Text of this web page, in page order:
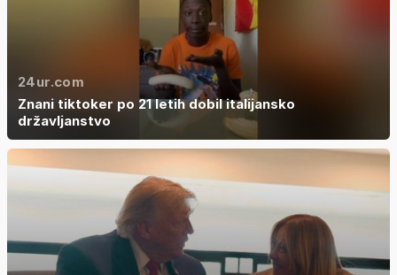
24ur.com
Znani tiktoker po 21 letih dobil italijansko
državljanstvo